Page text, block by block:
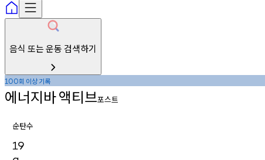
음식 또는 운동 검색하기
100회 이상기록
에너지바액티브포스트
순탄수
19